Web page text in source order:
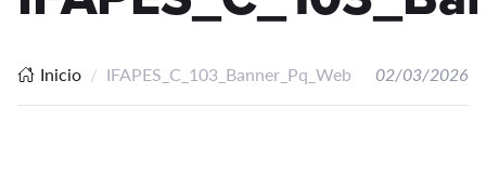
Inicio IFAPES_C_103_Banner_Pq_Web 02/03/2026